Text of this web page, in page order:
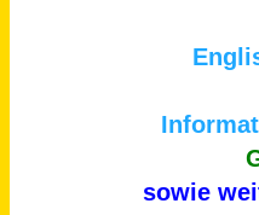
sowie